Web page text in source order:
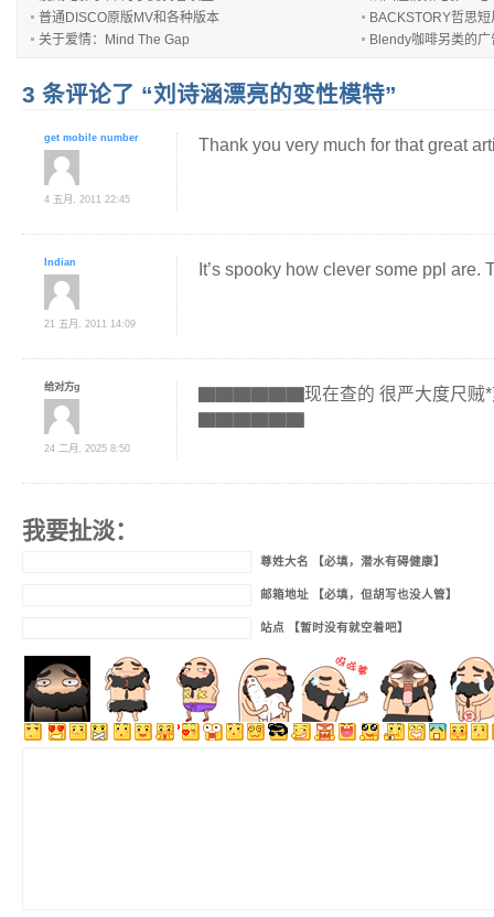
普通DISCO原版MV和各种版本
BACKSTORY哲思
关于爱情：Mind The Gap
Blendy咖啡另类的广
3 条评论了 “刘诗涵漂亮的变性模特”
get mobile number
4 五月, 2011 22:45
Thank you very much for that great
Indian
21 五月, 2011 14:09
It’s spooky how clever some ppl are.
给对方g
24 二月, 2025 8:50
▇▇▇▇▇▇现在查的 很严大度尺贼*
▇▇▇▇▇▇
我要扯淡：
尊姓大名 【必填，潜水有碍健康】
邮箱地址 【必填，但胡写也没人管】
站点 【暂时没有就空着吧】